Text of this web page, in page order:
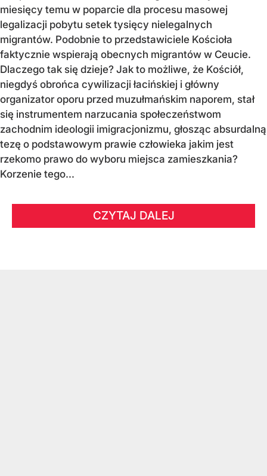
miesięcy temu w poparcie dla procesu masowej
legalizacji pobytu setek tysięcy nielegalnych
migrantów. Podobnie to przedstawiciele Kościoła
faktycznie wspierają obecnych migrantów w Ceucie.
Dlaczego tak się dzieje? Jak to możliwe, że Kościół,
niegdyś obrońca cywilizacji łacińskiej i główny
organizator oporu przed muzułmańskim naporem, stał
się instrumentem narzucania społeczeństwom
zachodnim ideologii imigracjonizmu, głosząc absurdalną
tezę o podstawowym prawie człowieka jakim jest
rzekomo prawo do wyboru miejsca zamieszkania?
Korzenie tego...
CZYTAJ DALEJ